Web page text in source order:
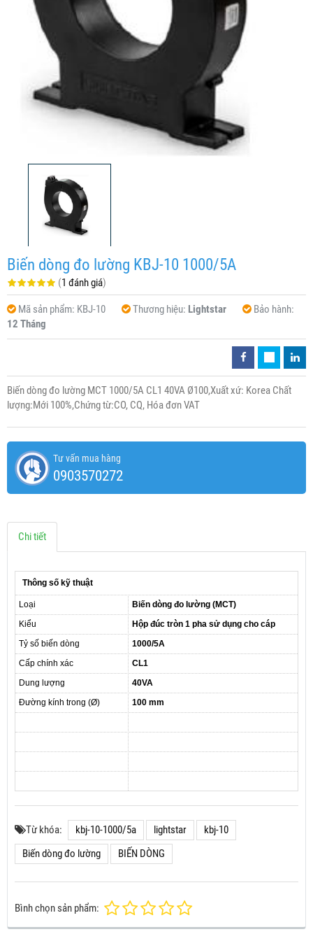
Biến dòng đo lường KBJ-10 1000/5A
(1 đánh giá)
Mã sản phẩm: KBJ-10 Thương hiệu: Lightstar
Bảo hành:
12 Tháng
Biến dòng đo lường MCT 1000/5A CL1 40VA Ø100,Xuất xứ: Korea Chất
lượng:Mới 100%,Chứng từ:CO, CQ, Hóa đơn VAT
Tư vấn mua hàng
0903570272
Chi tiết
Thông số kỹ thuật
Loại
Biến dòng đo lường (MCT)
Kiểu
Hộp đúc tròn 1 pha sử dụng cho cáp
Tỷ số biến dòng
1000/5A
Cấp chính xác
CL1
Dung lượng
40VA
Đường kính trong (Ø)
100 mm
Từ khóa: kbj-10-1000/5a lightstar
kbj-10
Biến dòng đo lường
BIẾN DÒNG
Bình chọn sản phẩm: